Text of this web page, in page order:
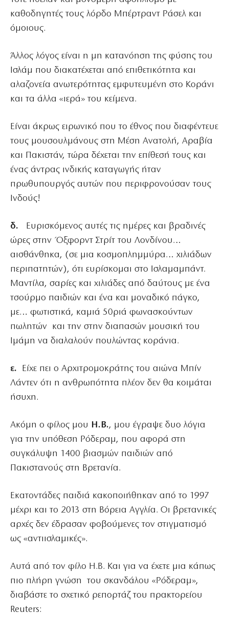
καθοδηγητές τους λόρδο Μπέρτραντ Ράσελ και
όμοιους.
Άλλος λόγος είναι η μη κατανόηση της φύσης του
Ισλάμ που διακατέχεται από επιθετικότητα και
αλαζονεία ανωτερότητας εμφυτευμένη στο Κοράνι
και τα άλλα «ιερά» του κείμενα.
Είναι άκρως ειρωνικό που το έθνος που διαφέντευε
τους μουσουλμάνους στη Μέση Ανατολή, Αραβία
και Πακιστάν, τώρα δέχεται την επίθεσή τους και
ένας άντρας ινδικής καταγωγής ήταν
πρωθυπουργός αυτών που περιφρονούσαν τους
Ινδούς!
δ. Ευρισκόμενος αυτές τις ημέρες και βραδινές
ώρες στην Όξφορντ Στρίτ του Λονδίνου…
αισθάνθηκα, (σε μια κοσμοπλημμύρα… χιλιάδων
περιπατητών), ότι ευρίσκομαι στο Ισλαμαμπάντ.
Μαντίλα, σαρίες και χιλιάδες από δαύτους με ένα
τσούρμο παιδιών και ένα και μοναδικό πάγκο,
με… φωτιστικά, καμιά 50ριά φωνασκούντων
πωλητών και την στην διαπασών μουσική του
Ιμάμη να διαλαλούν πουλώντας κοράνια.
ε. Είχε πει ο Αρχιτρομοκράτης του αιώνα Μπίν
Λάντεν ότι η ανθρωπότητα πλέον δεν θα κοιμάται
ήσυχη.
Ακόμη ο φίλος μου Η.Β., μου έγραψε δυο λόγια
για την υπόθεση Ρόδεραμ, που αφορά στη
συγκάλυψη 1400 βιασμών παιδιών από
Πακιστανούς στη Βρετανία.
Εκατοντάδες παιδιά κακοποιήθηκαν από το 1997
μέχρι και το 2013 στη Βόρεια Αγγλία. Οι βρετανικές
αρχές δεν έδρασαν φοβούμενες τον στιγματισμό
ως «αντιισλαμικές».
Αυτά από τον φίλο Η.Β. Και για να έχετε μια κάπως
πιο πλήρη γνώση του σκανδάλου «Ρόδεραμ»,
διαβάστε το σχετικό ρεπορτάζ του πρακτορείου
Reuters: